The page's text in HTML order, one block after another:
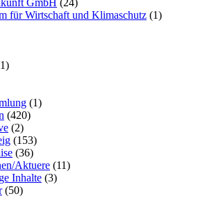
für Wirtschaft und Klimaschutz (1)
(1)
(420)
(2)
(153)
(36)
Aktuere (11)
Inhalte (3)
(50)